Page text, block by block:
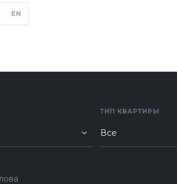
EN
ТИП КВАРТИРЫ